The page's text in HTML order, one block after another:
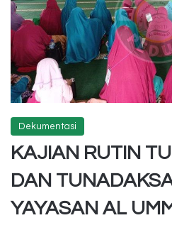
Dekumentasi
KAJIAN RUTIN
DAN
YAYASAN AL